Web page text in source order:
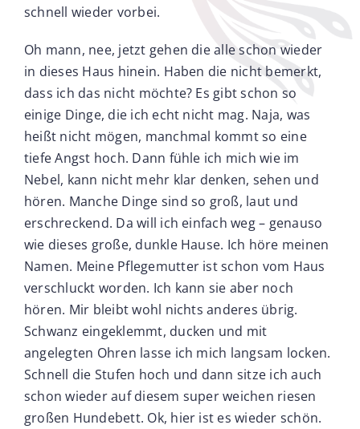
schnell wieder vorbei.
Oh mann, nee, jetzt gehen die alle schon wieder
in dieses Haus hinein. Haben die nicht bemerkt,
dass ich das nicht möchte? Es gibt schon so
einige Dinge, die ich echt nicht mag. Naja, was
heißt nicht mögen, manchmal kommt so eine
tiefe Angst hoch. Dann fühle ich mich wie im
Nebel, kann nicht mehr klar denken, sehen und
hören. Manche Dinge sind so groß, laut und
erschreckend. Da will ich einfach weg – genauso
wie dieses große, dunkle Hause. Ich höre meinen
Namen. Meine Pflegemutter ist schon vom Haus
verschluckt worden. Ich kann sie aber noch
hören. Mir bleibt wohl nichts anderes übrig.
Schwanz eingeklemmt, ducken und mit
angelegten Ohren lasse ich mich langsam locken.
Schnell die Stufen hoch und dann sitze ich auch
schon wieder auf diesem super weichen riesen
großen Hundebett. Ok, hier ist es wieder schön.